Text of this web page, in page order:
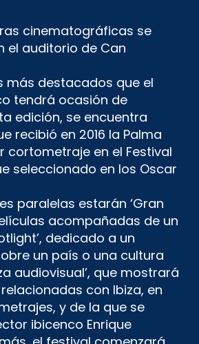
cinematográficas se
el auditorio de Can
más destacados que el
tendrá ocasión de
edición, se encuentra
recibió en 2016 la Palma
cortometraje en el Festival
seleccionado en los Oscar
paralelas estarán ‘Gran
acompañadas de un
dedicado a un
un país o una cultura
audiovisual’, que mostrará
con Ibiza, en
y de la que se
ibicenco Enrique